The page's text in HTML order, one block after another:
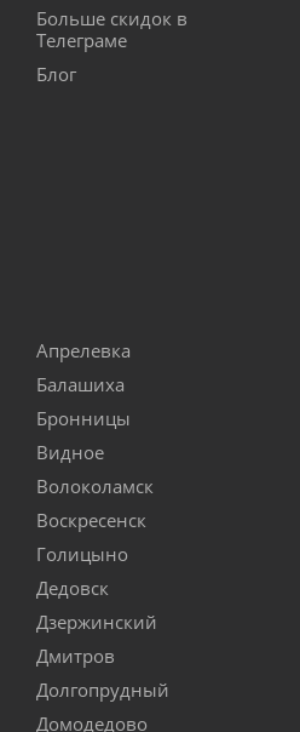
Больше скидок в
Телеграме
Блог
Апрелевка
Балашиха
Бронницы
Видное
Волоколамск
Воскресенск
Голицыно
Дедовск
Дзержинский
Дмитров
Долгопрудный
Домодедово